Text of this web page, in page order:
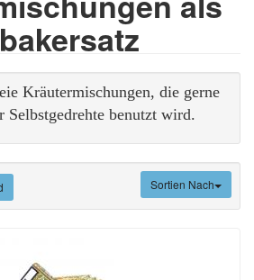
Kräutermischungen, die gerne
Selbstgedrehte benutzt wird.
Sortien Nach